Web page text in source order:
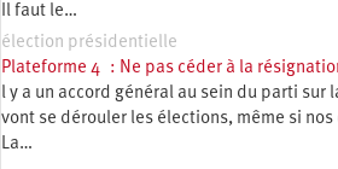
Il faut le…
élection présidentielle
Plateforme 4 : Ne pas céder à la
l y a un accord général au sein du parti sur
vont se dérouler les élections, même si
La…